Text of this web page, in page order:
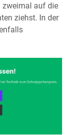
zweimal auf die
ziehst. In der